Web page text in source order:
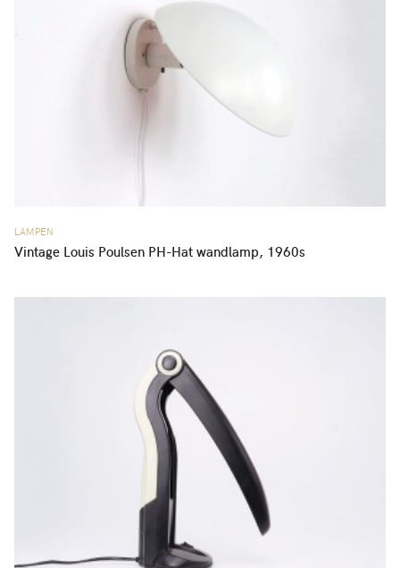
LAMPEN
Vintage Louis Poulsen PH-Hat wandlamp, 1960s